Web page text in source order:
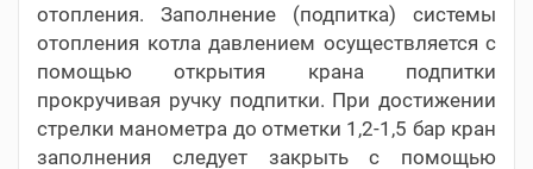
отопления. Заполнение (подпитка) системы
отопления котла давлением осуществляется с
помощью открытия крана подпитки
прокручивая ручку подпитки. При достижении
стрелки манометра до отметки 1,2-1,5 бар кран
заполнения следует закрыть с помощью